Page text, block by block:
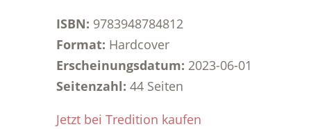
ISBN: 9783948784812
Format: Hardcover
Erscheinungsdatum: 2023-06-01
Seitenzahl: 44 Seiten
Jetzt bei Tredition kaufen